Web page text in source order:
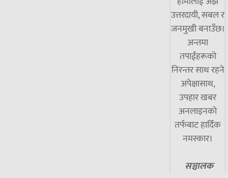
उत्तरदायी, सबल र
जनमुखी बनाउँछ।
अन्तमा
तपाईंहरूको
निरन्तर साथ रहने
अपेक्षासाथ,
उपहार खबर
अनलाइनको
तर्फबाट हार्दिक
नमस्कार।
सञ्चालक